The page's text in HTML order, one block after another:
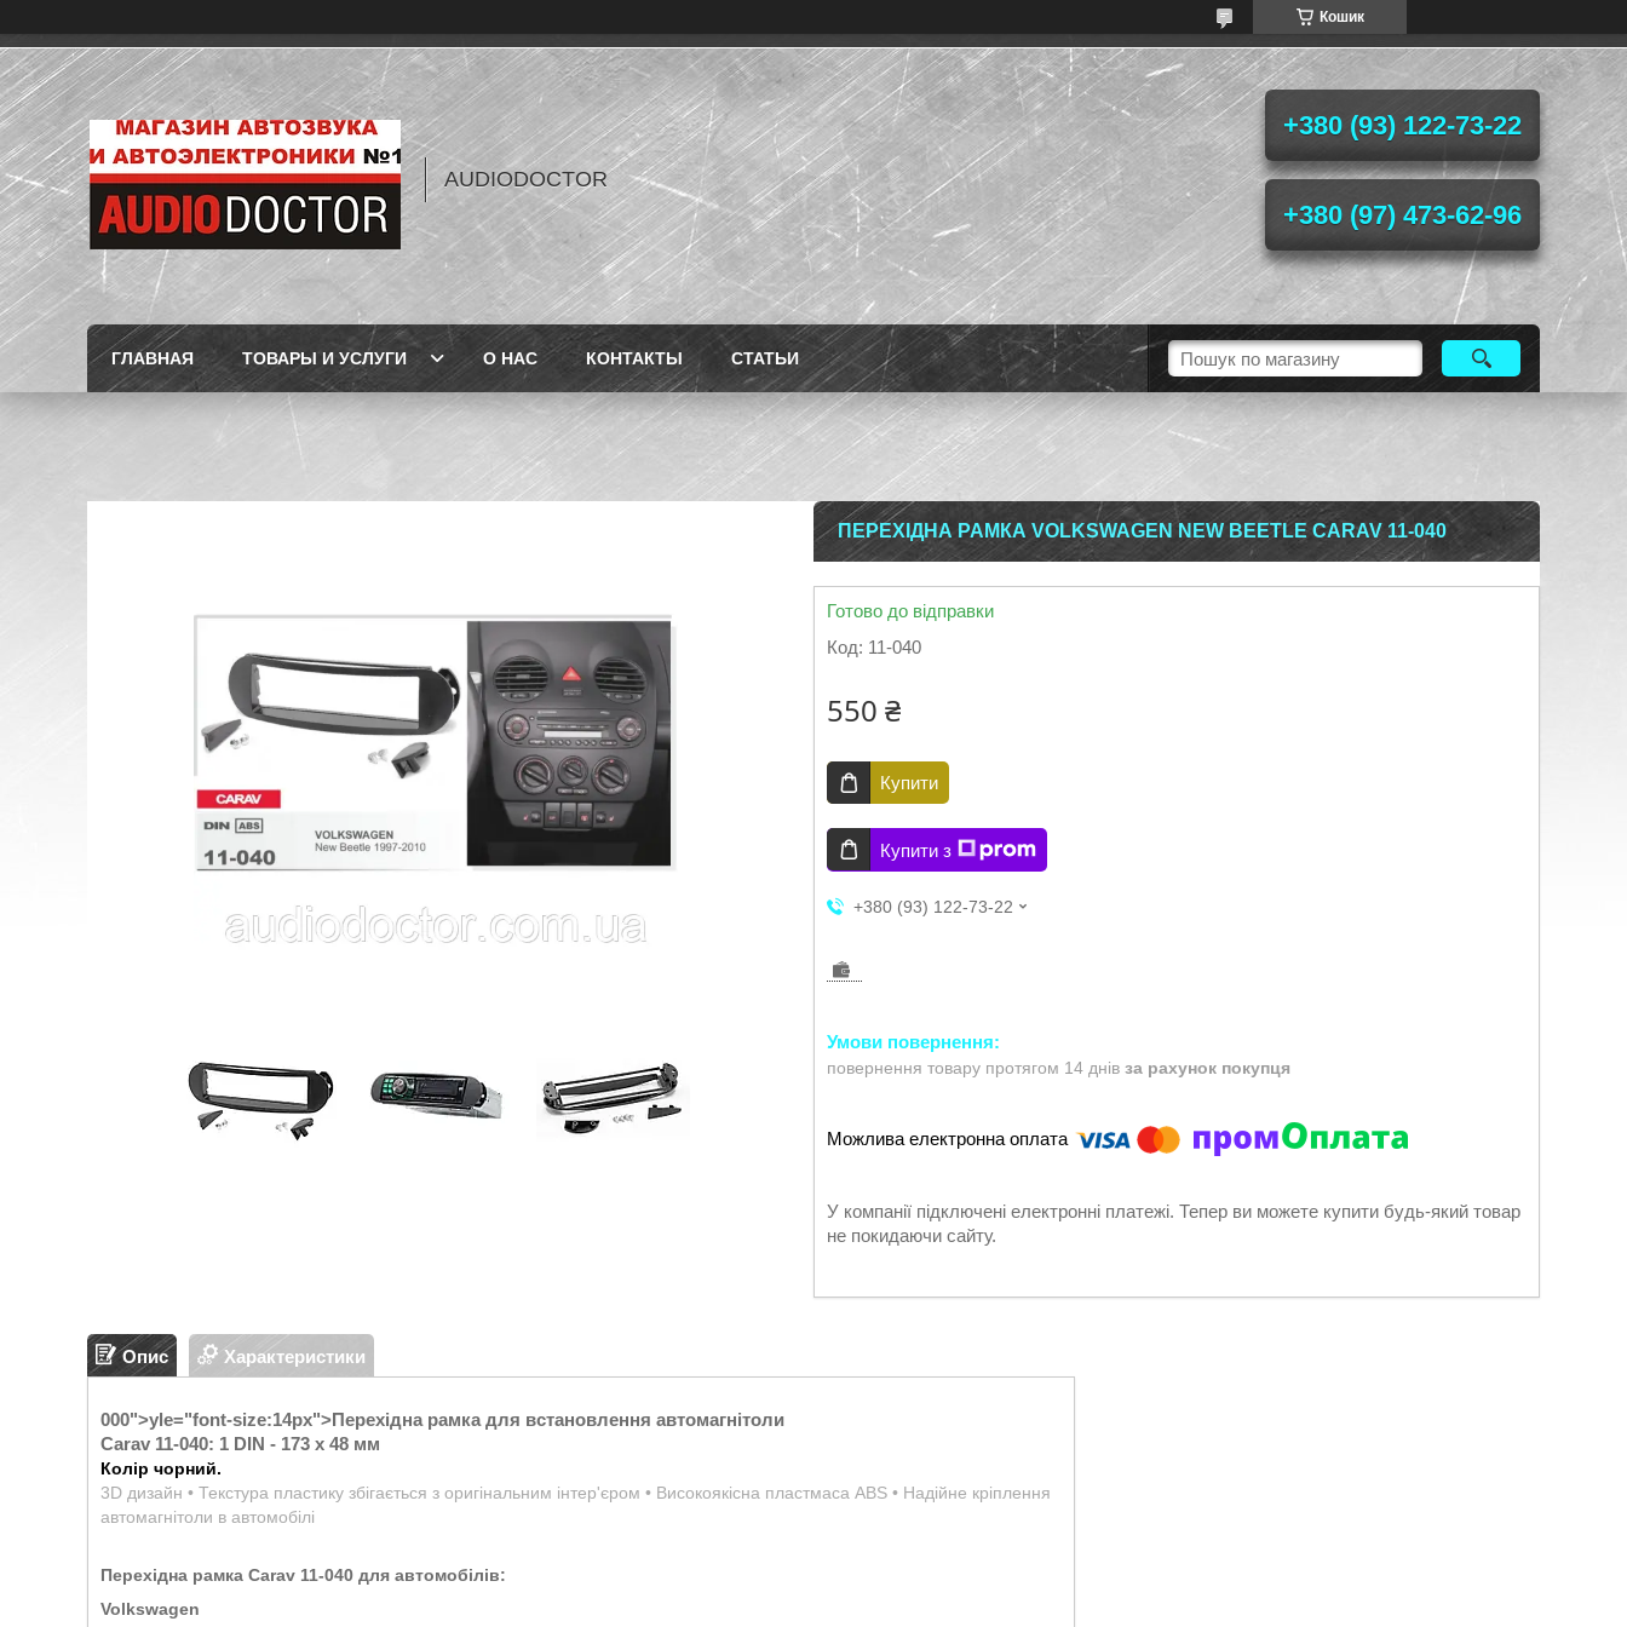
Кошик
AUDIODOCTOR
+380 (93) 122-73-22
+380 (97) 473-62-96
ГЛАВНАЯ ТОВАРЫ И УСЛУГИ О НАС КОНТАКТЫ СТАТЬИ
ПЕРЕХІДНА РАМКА VOLKSWAGEN NEW BEETLE CARAV 11-040
Готово до відправки
Код: 11-040
550 ₴
Купити
Купити з
+380 (93) 122-73-22
повернення товару протягом 14 днів за рахунок покупця
У компанії підключені електронні платежі. Тепер ви можете купити будь-який товар
не покидаючи сайту.
Опис Характеристики
000">yle="font-size:14px">Перехідна рамка для встановлення автомагнітоли
Carav 11-040: 1 DIN - 173 x 48 мм
Колір чорний.
3D дизайн • Текстура пластику збігається з оригінальним інтер'єром • Високоякісна пластмаса ABS • Надійне кріплення
автомагнітоли в автомобілі
Перехідна рамка Carav 11-040 для автомобілів:
Volkswagen